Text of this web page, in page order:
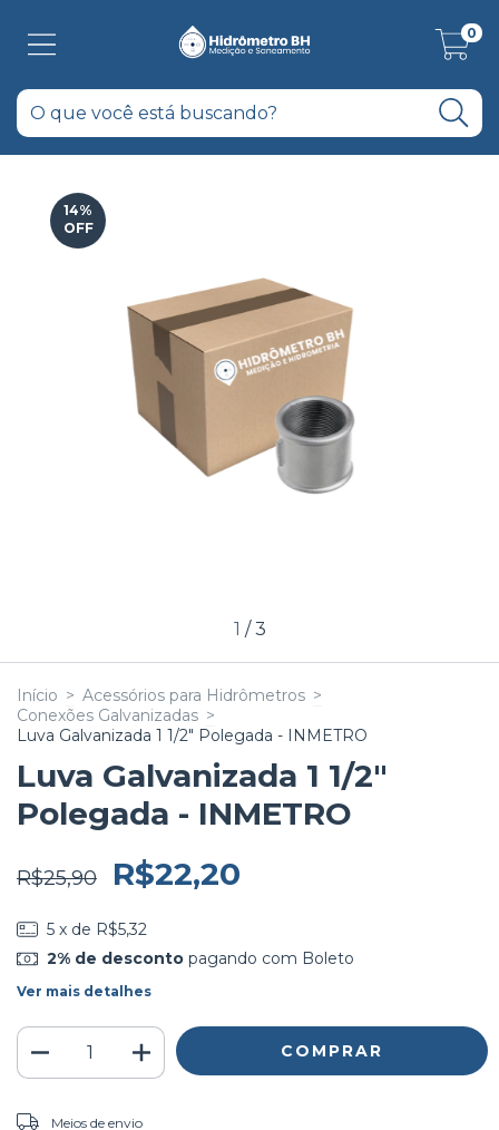
0
14%
OFF
1 /3
Início > Acessórios para Hidrômetros >
Conexões Galvanizadas >
Luva Galvanizada 1 1/2" Polegada - INMETRO
Luva Galvanizada 1 1/2"
Polegada - INMETRO
R$25,90 R$22,20
5 x de R$5,32
2% de descontopagando com Boleto
Ver mais detalhes
Entregas para o CEP:
Meios de envio